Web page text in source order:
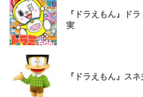
『ドラえもん』ド
実
『ドラえもん』ス